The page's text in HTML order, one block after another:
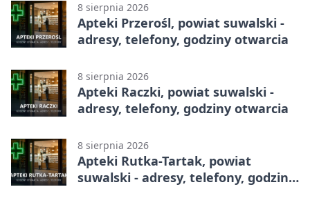
8 sierpnia 2026
Apteki Przerośl, powiat suwalski -
adresy, telefony, godziny otwarcia
8 sierpnia 2026
Apteki Raczki, powiat suwalski -
adresy, telefony, godziny otwarcia
8 sierpnia 2026
Apteki Rutka-Tartak, powiat
suwalski - adresy, telefony, godziny